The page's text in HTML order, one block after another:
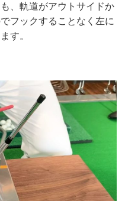
、軌道がアウトサイドか
フックすることなく左に
す。